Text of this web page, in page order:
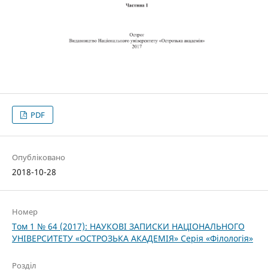
PDF
Опубліковано
2018-10-28
Номер
Том 1 № 64 (2017): НАУКОВІ ЗАПИСКИ НАЦІОНАЛЬНОГО
УНІВЕРСИТЕТУ «ОСТРОЗЬКА АКАДЕМІЯ» Серія «Філологія»
Розділ